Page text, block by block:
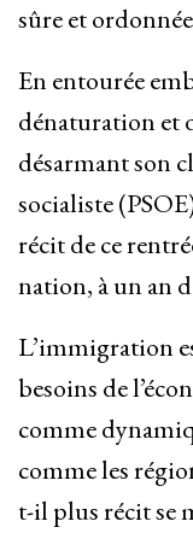
sûre et
En entourée
dénaturation et
désarmant son
socialiste
récit de ce
nation, à un an
L’immigration
besoins de
comme
comme les
t-il plus récit se